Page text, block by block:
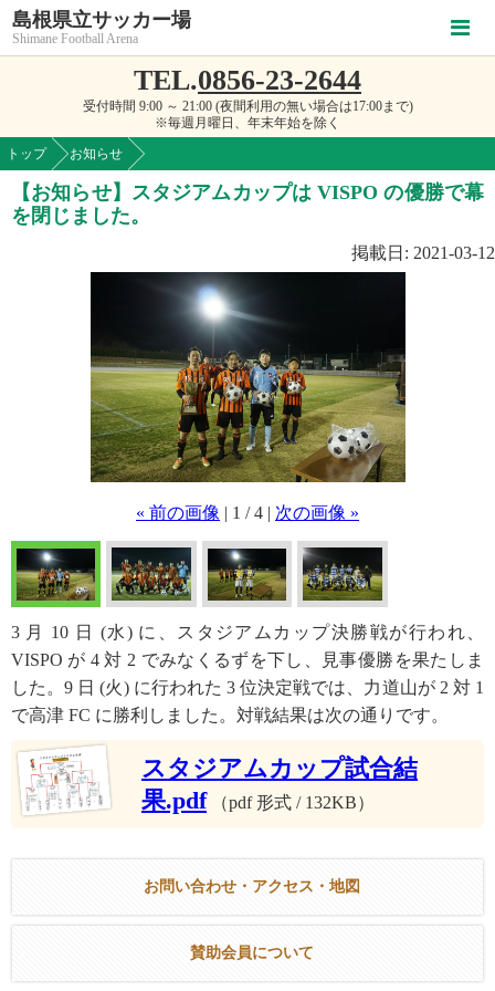
島根県立サッカー場
Shimane Football Arena
TEL.0856-23-2644
受付時間 9:00 ～ 21:00 (夜間利用の無い場合は17:00まで)
※毎週月曜日、年末年始を除く
トップ
お知らせ
【お知らせ】スタジアムカップは VISPO の優勝で幕
を閉じました。
掲載日: 2021-03-12
« 前の画像 | 1 / 4 | 次の画像 »
3 月 10 日 (水) に、スタジアムカップ決勝戦が行われ、
VISPO が 4 対 2 でみなくるずを下し、見事優勝を果たしま
した。9 日 (火) に行われた 3 位決定戦では、力道山が 2 対 1
で高津 FC に勝利しました。対戦結果は次の通りです。
スタジアムカップ試合結
果.pdf （pdf 形式 / 132KB）
お問い合わせ・アクセス・地図
賛助会員について